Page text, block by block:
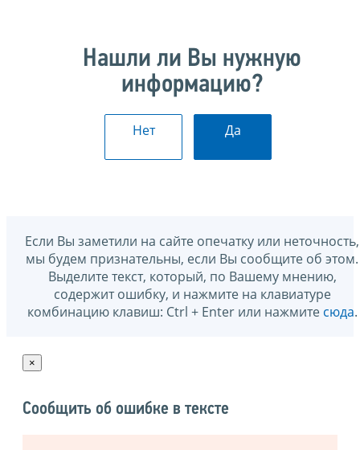
Нашли ли Вы нужную
информацию?
Нет Да
Если Вы заметили на сайте опечатку или неточность,
мы будем признательны, если Вы сообщите об этом.
Выделите текст, который, по Вашему мнению,
содержит ошибку, и нажмите на клавиатуре
комбинацию клавиш: Ctrl + Enter или нажмите сюда.
×
Сообщить об ошибке в тексте